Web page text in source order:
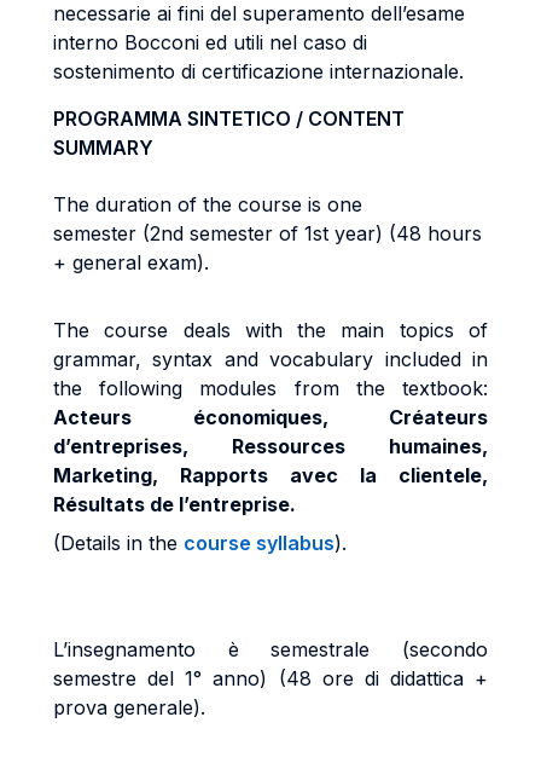
necessarie ai fini del superamento dell’esame
interno Bocconi ed utili nel caso di
sostenimento di certificazione internazionale.
PROGRAMMA SINTETICO / CONTENT
SUMMARY
The duration of the course is one
semester (2nd semester of 1st year) (48 hours
+ general exam).
The course deals with the main topics of
grammar, syntax and vocabulary included in
the following modules from the textbook:
Acteurs économiques, Créateurs
d’entreprises, Ressources humaines,
Marketing, Rapports avec la clientele,
Résultats de l’entreprise.
(Details in the course syllabus).
L’insegnamento è semestrale (secondo
semestre del 1° anno) (48 ore di didattica +
prova generale).